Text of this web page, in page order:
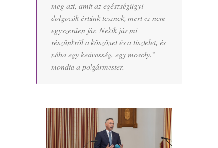
meg azt, amit az egészségügyi
dolgozók értünk tesznek, mert ez nem
egyszerűen jár. Nekik jár mi
részünkről a köszönet és a tisztelet, és
néha egy kedvesség, egy mosoly.” –
mondta a polgármester.